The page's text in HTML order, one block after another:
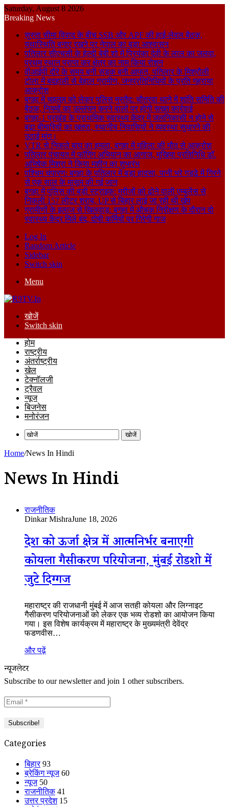
Saturday, August 8 2026
Breaking News
सुस्ता सीमा विवाद के बीच SSB और APF की हाई-लेवल बैठक,
यथास्थिति बनाए रखने पर नेपाल का बड़ा आश्वासन
पतिलार सीएचसी के हेल्दी बेबी शो में प्रियंका देवी के लाल का जलवा,
प्रथम स्थान प्राप्त कर क्षेत्र का नाम किया रोशन
वीआईपी दौरे के समय बनी सड़क बनी आफत, पतिलार के मिश्रौली
टोला में बदहाली से बेहाल ग्रामीण, जनप्रतिनिधियों के प्रति गहराया
आक्रोश
बगहा में चहलूम को लेकर पुलिस मुस्तैद: चौतरवा थाने में शांति समिति की
बैठक, नियमों का उल्लंघन करने वालों पर होगी सख्त कार्रवाई
बगहा-1 प्रखंड के प्राथमिक स्वास्थ्य केंद्र में जलनिकासी न होने से
बढ़ा बीमारियों का खतरा, स्थानीय निवासियों ने व्यवस्था सुधारने की
उठाई मांग।
VTR से निकले बाघ का हमला, बगहा में महिला की मौत से आक्रोश
पतिलार पंचायत में फॉगिंग अभियान का आगाज, मुखिया प्रतिनिधि डॉ.
अभिषेक मिश्रा ने किया मशीन का शुभारंभ
पश्चिम चंपारण: बगहा के पतिलार में बड़ा हादसा, पानी भरे गड्ढे में गिरने
से एक साल के मासूम की गई जान
बगहा में पुलिस की बड़ी स्ट्राइक: मरीजों को ढोने वाली एम्बुलेंस से
निकली 157 लीटर शराब, UP से बिहार लाई जा रही थी खेप
ग्रामीणों के इलाज से खिलवाड़: बगहा में औचक निरीक्षण के दौरान दो
स्वास्थ्य केंद्र मिले बंद, दोषी कर्मियों पर गिरेगी गाज
Log In
Random Article
Sidebar
Switch skin
Menu
खोजें
Switch skin
होम
राष्ट्रीय
अंतर्राष्ट्रीय
खेल
टेक्नॉलजी
ट्रैवल
न्यूज
बिजनेस
मनोरंजन
खोजें
Home/News In Hindi
News In Hindi
राजनीतिक
Dinkar MishraJune 18, 2026
देश को ऊर्जा क्षेत्र में आत्मनिर्भर बनाएगी
कोयला गैसीकरण परियोजना, मुंबई रोडशो में
जुटे दिग्गज
महाराष्ट्र की राजधानी मुंबई में आज सतही कोयला और लिग्नाइट
गैसीकरण परियोजनाओं को लेकर एक भव्य रोडशो का आयोजन किया
गया। इस विशेष कार्यक्रम में महाराष्ट्र के मुख्यमंत्री देवेंद्र
फडणवीस…
और पढ़ें
न्यूजलेटर
Subscribe to our newsletter and join 1 other subscribers.
Categories
बिहार 93
ब्रेकिंग न्यूज 60
न्यूज 50
राजनीतिक 41
उत्तर प्रदेश 15